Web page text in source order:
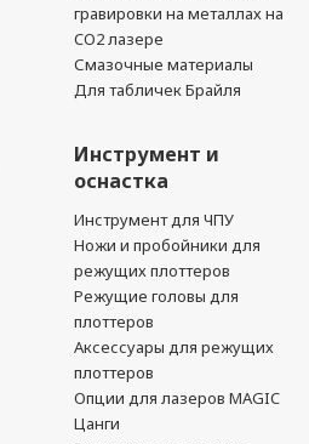
гравировки на металлах на
CO2 лазере
Смазочные материалы
Для табличек Брайля
Инструмент и
оснастка
Инструмент для ЧПУ
Ножи и пробойники для
режущих плоттеров
Режущие головы для
плоттеров
Аксессуары для режущих
плоттеров
Опции для лазеров MAGIC
Цанги